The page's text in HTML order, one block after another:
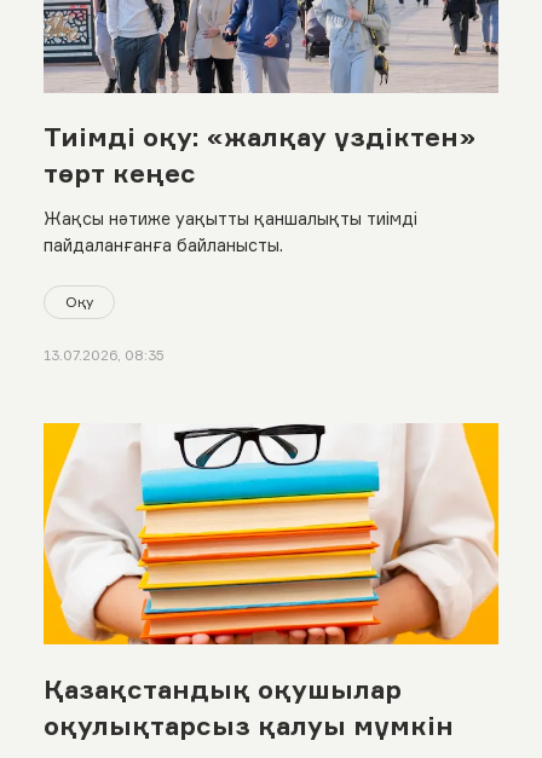
Тиімді оқу: «жалқау үздіктен»
төрт кеңес
Жақсы нәтиже уақытты қаншалықты тиімді
пайдаланғанға байланысты.
Оқу
13.07.2026, 08:35
Қазақстандық оқушылар
оқулықтарсыз қалуы мүмкін